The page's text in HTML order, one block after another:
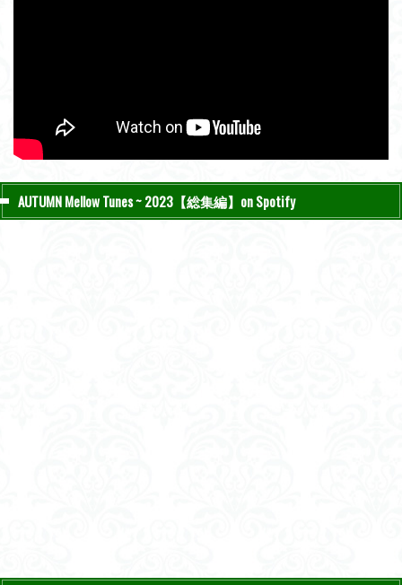
AUTUMN Mellow Tunes ~ 2023【総集編】on Spotify